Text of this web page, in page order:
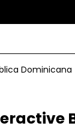
Dominicana